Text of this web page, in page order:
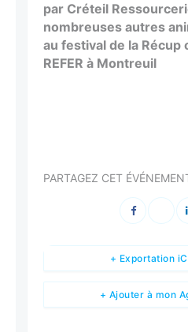
par Créteil
nombreuses autres
au festival de la Récup
REFER à Montreuil
PARTAGEZ CET
+ Ajouter à mon
+ Exportation